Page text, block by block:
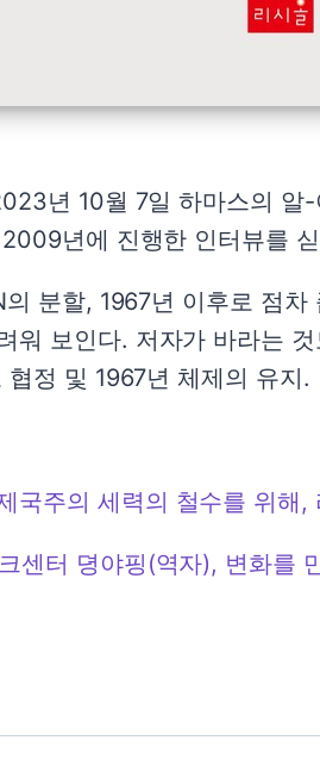
년 10월 7일 하마스의 알-
년에 진행한 인터뷰를
분할, 1967년 이후로 점차
워 보인다. 저자가 바라는
정 및 1967년 체제의 유지.
국주의 세력의 철수를 위해,
센터 뎡야핑(역자), 변화를